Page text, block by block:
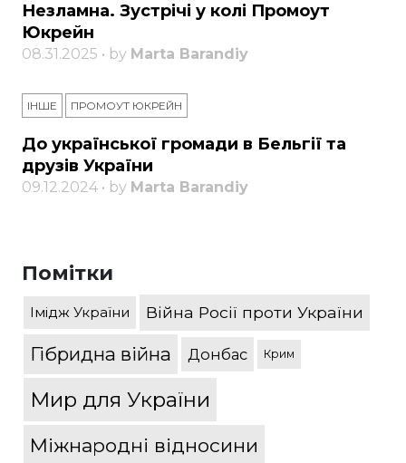
Незламна. Зустрічі у колі Промоут
Юкрейн
08.31.2025 • by Marta Barandiy
ІНШЕ ПРОМОУТ ЮКРЕЙН
До української громади в Бельгії та
друзів України
09.12.2024 • by Marta Barandiy
Помітки
Імідж України Війна Росії проти України
Гібридна війна Донбас Крим
Мир для України
Міжнародні відносини